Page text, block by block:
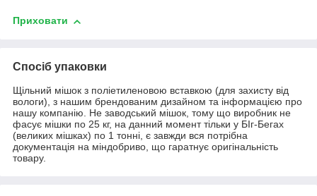
Приховати
Спосіб упаковки
Щільний мішок з поліетиленовою вставкою (для захисту від
вологи), з нашим брендованим дизайном та інформацією про
нашу компанію. Не заводський мішок, тому що виробник не
фасує мішки по 25 кг, на данний момент тільки у БІг-Бегах
(великих мішках) по 1 тонні, є завжди вся потрібна
документація на міндобриво, що гаратнує оригінальність
товару.